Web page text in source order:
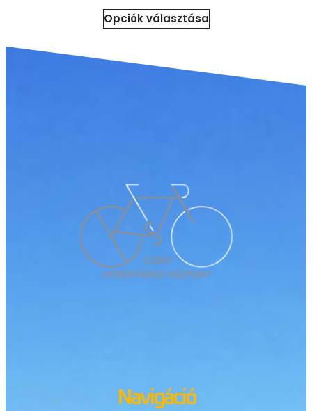
Opciók választása
Navigáció